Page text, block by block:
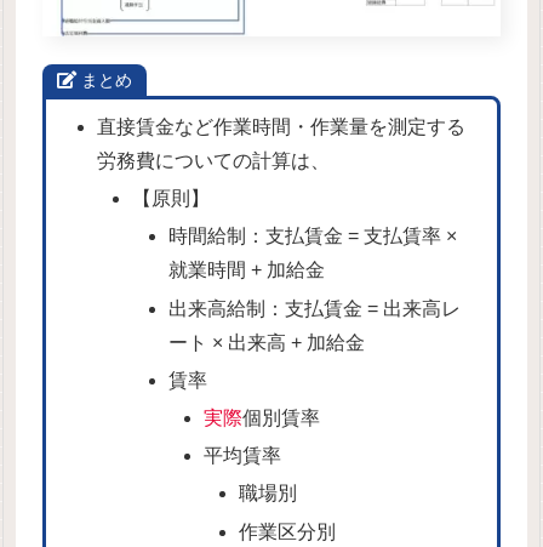
まとめ
直接賃金など作業時間・作業量を測定する
労務費についての計算は、
【原則】
時間給制：支払賃金 = 支払賃率 ×
就業時間 + 加給金
出来高給制：支払賃金 = 出来高レ
ート × 出来高 + 加給金
賃率
実際個別賃率
平均賃率
職場別
作業区分別